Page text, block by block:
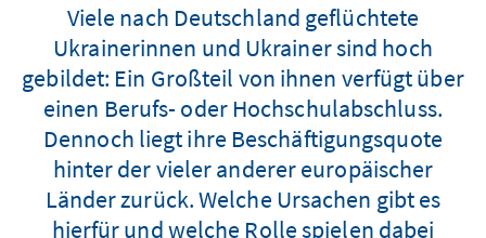
Viele nach Deutschland geflüchtete
Ukrainerinnen und Ukrainer sind hoch
gebildet: Ein Großteil von ihnen verfügt über
einen Berufs- oder Hochschulabschluss.
Dennoch liegt ihre Beschäftigungsquote
hinter der vieler anderer europäischer
Länder zurück. Welche Ursachen gibt es
hierfür und welche Rolle spielen dabei